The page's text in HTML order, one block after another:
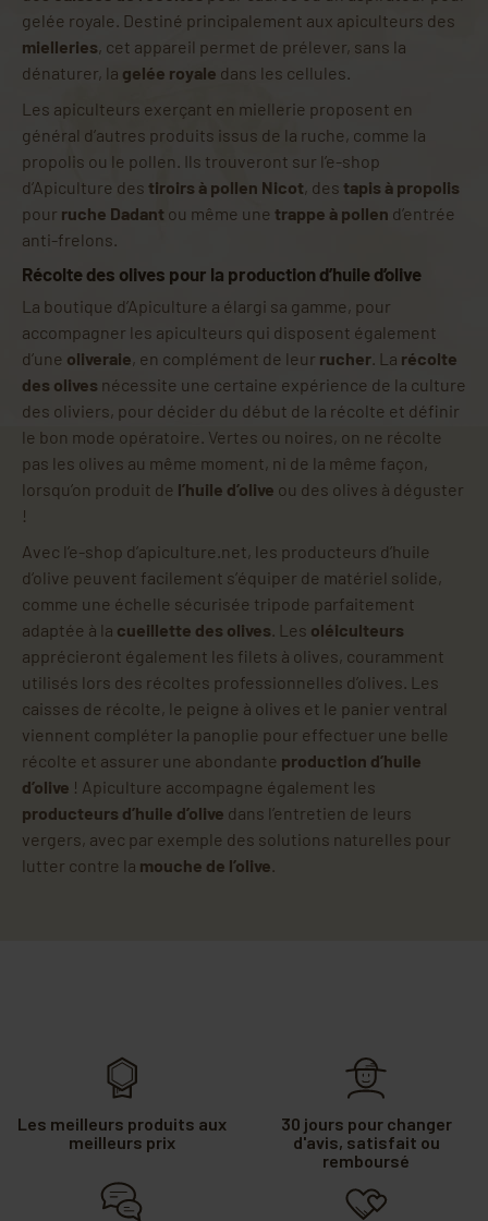
gelée royale. Destiné principalement aux apiculteurs des
mielleries, cet appareil permet de prélever, sans la
dénaturer, la gelée royale dans les cellules.
Les apiculteurs exerçant en miellerie proposent en
général d’autres produits issus de la ruche, comme la
propolis ou le pollen. Ils trouveront sur l’e-shop
d’Apiculture des tiroirs à pollen Nicot, des tapis à propolis
pour ruche Dadant ou même une trappe à pollen d’entrée
anti-frelons.
Récolte des olives pour la production d’huile d’olive
La boutique d’Apiculture a élargi sa gamme, pour
accompagner les apiculteurs qui disposent également
d’une oliveraie, en complément de leur rucher. La récolte
des olives nécessite une certaine expérience de la culture
des oliviers, pour décider du début de la récolte et définir
le bon mode opératoire. Vertes ou noires, on ne récolte
pas les olives au même moment, ni de la même façon,
lorsqu’on produit de l’huile d’olive ou des olives à déguster
!
Avec l’e-shop d’apiculture.net, les producteurs d’huile
d’olive peuvent facilement s’équiper de matériel solide,
comme une échelle sécurisée tripode parfaitement
adaptée à la cueillette des olives. Les oléiculteurs
apprécieront également les filets à olives, couramment
utilisés lors des récoltes professionnelles d’olives. Les
caisses de récolte, le peigne à olives et le panier ventral
viennent compléter la panoplie pour effectuer une belle
récolte et assurer une abondante production d’huile
d’olive ! Apiculture accompagne également les
producteurs d’huile d’olive dans l’entretien de leurs
vergers, avec par exemple des solutions naturelles pour
lutter contre la mouche de l’olive.
Les meilleurs produits aux
meilleurs prix
30 jours pour changer
d'avis, satisfait ou
remboursé